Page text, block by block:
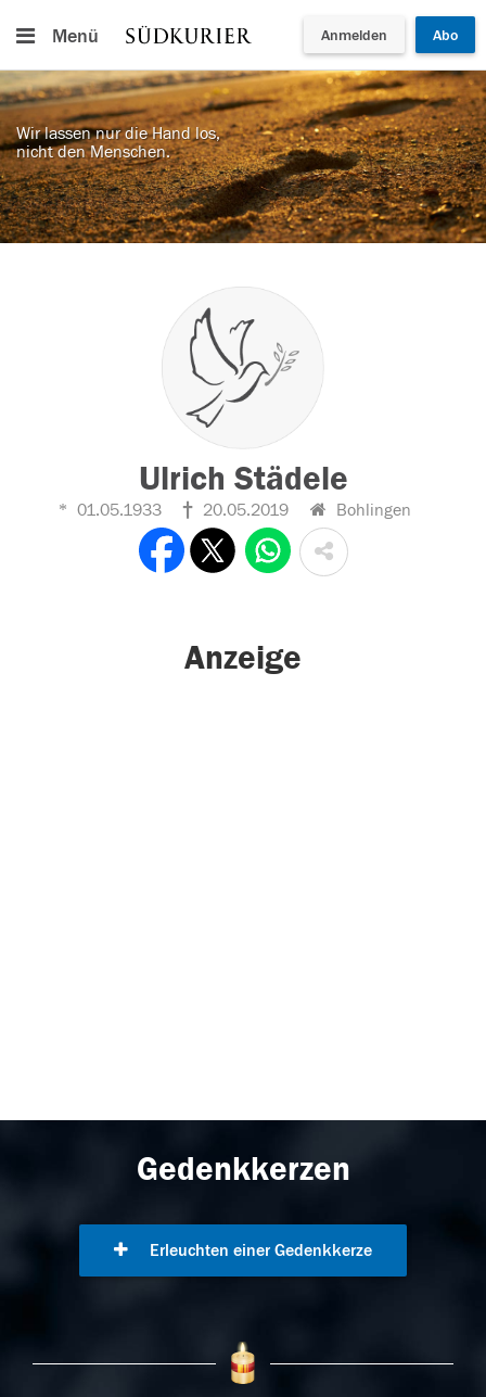
Menü Anmelden Abo
Wir lassen nur die Hand los,
nicht den Menschen.
Ulrich Städele
01.05.1933 20.05.2019 Bohlingen
Anzeige
Gedenkkerzen
Erleuchten einer Gedenkkerze